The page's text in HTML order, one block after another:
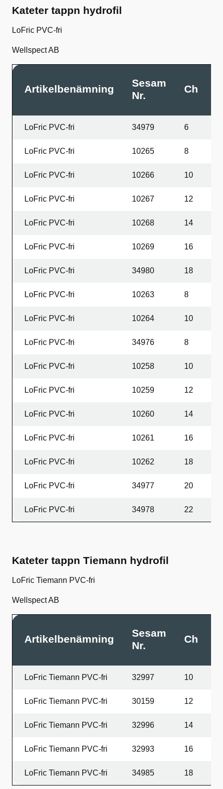
Kateter tappn hydrofil
LoFric PVC-fri
Wellspect AB
Artikelbenämning
Sesam
Nr.
Ch
LoFric PVC-fri 34979 6
LoFric PVC-fri 10265 8
LoFric PVC-fri 10266 10
LoFric PVC-fri 10267 12
LoFric PVC-fri 10268 14
LoFric PVC-fri 10269 16
LoFric PVC-fri 34980 18
LoFric PVC-fri 10263 8
LoFric PVC-fri 10264 10
LoFric PVC-fri 34976 8
LoFric PVC-fri 10258 10
LoFric PVC-fri 10259 12
LoFric PVC-fri 10260 14
LoFric PVC-fri 10261 16
LoFric PVC-fri 10262 18
LoFric PVC-fri 34977 20
LoFric PVC-fri 34978 22
Kateter tappn Tiemann hydrofil
LoFric Tiemann PVC-fri
Wellspect AB
Artikelbenämning
Sesam
Nr.
Ch
LoFric Tiemann PVC-fri 32997 10
LoFric Tiemann PVC-fri 30159 12
LoFric Tiemann PVC-fri 32996 14
LoFric Tiemann PVC-fri 32993 16
LoFric Tiemann PVC-fri 34985 18